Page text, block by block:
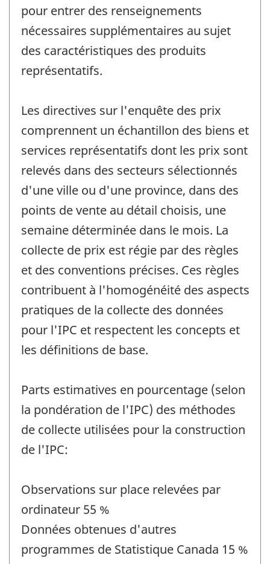
pour entrer des renseignements
nécessaires supplémentaires au sujet
des caractéristiques des produits
représentatifs.
Les directives sur l'enquête des prix
comprennent un échantillon des biens et
services représentatifs dont les prix sont
relevés dans des secteurs sélectionnés
d'une ville ou d'une province, dans des
points de vente au détail choisis, une
semaine déterminée dans le mois. La
collecte de prix est régie par des règles
et des conventions précises. Ces règles
contribuent à l'homogénéité des aspects
pratiques de la collecte des données
pour l'IPC et respectent les concepts et
les définitions de base.
Parts estimatives en pourcentage (selon
la pondération de l'IPC) des méthodes
de collecte utilisées pour la construction
de l'IPC:
Observations sur place relevées par
ordinateur 55 %
Données obtenues d'autres
programmes de Statistique Canada 15 %